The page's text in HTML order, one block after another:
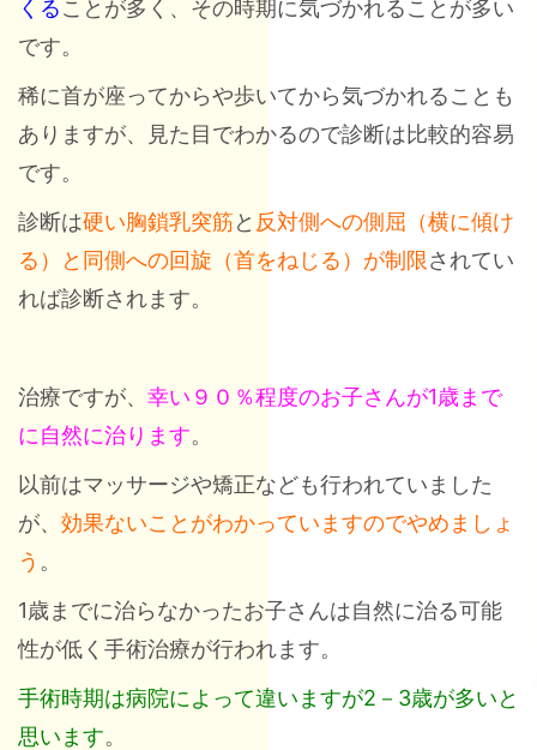
くることが多く、その時期に気づかれることが多い
です。
稀に首が座ってからや歩いてから気づかれることも
ありますが、見た目でわかるので診断は比較的容易
です。
診断は硬い胸鎖乳突筋と 反対側への側屈（横に傾け
る）と同側への回旋（首をねじる）が制限されてい
れば診断されます。
治療ですが、 幸い９０％程度のお子さんが1歳まで
に自然に治ります。
以前はマッサージや矯正なども行われていました
が、 効果ないことがわかっていますのでやめましょ
う 。
1歳までに治らなかったお子さんは自然に治る可能
性が低く手術治療が行われます。
手術時期は病院によって違いますが2－3歳が多いと
思います。